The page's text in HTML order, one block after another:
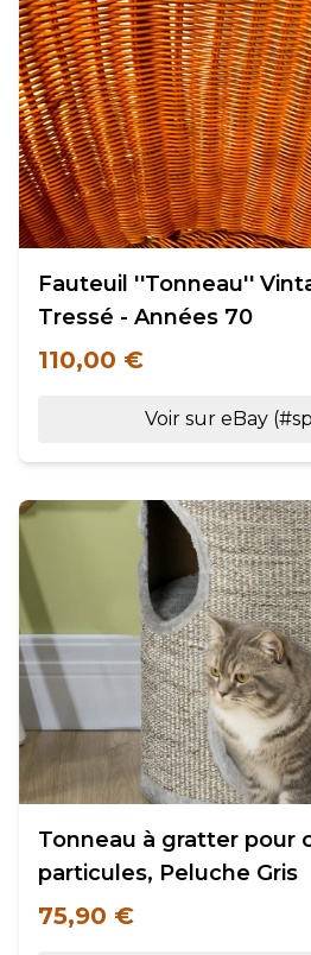
Fauteuil ''Tonneau''
Tressé - Années 70
110,00 €
Voir sur eBay
Tonneau à gratter pour
particules, Peluche Gris
75,90 €